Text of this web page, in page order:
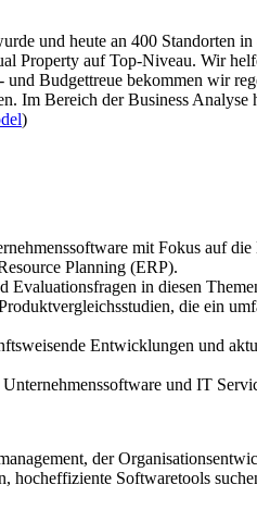
und heute an 400 Standorten
auf Top-Niveau. Wir
Budgettreue bekommen wir
Im Bereich der Business
)
mit Fokus auf
Planning (ERP).
in diesen
die ein
Entwicklungen und
und IT
der
Softwaretools